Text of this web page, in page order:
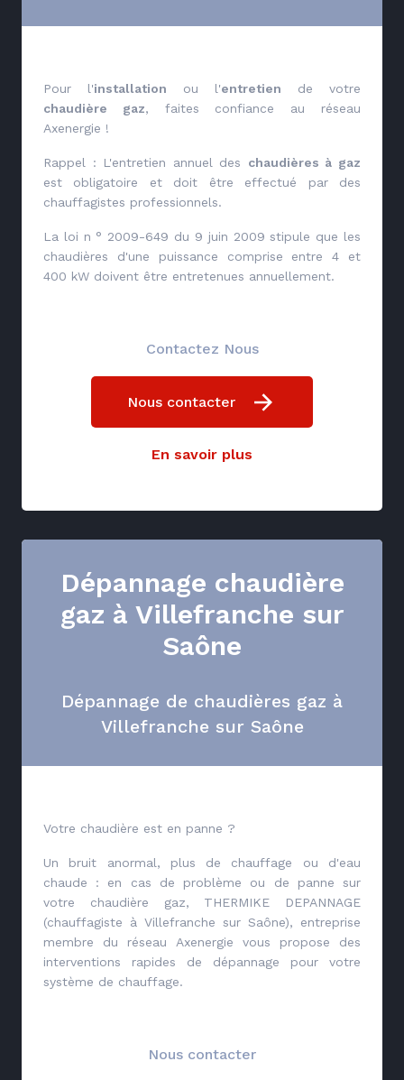
Pour l'installation ou l'entretien de votre
chaudière gaz, faites confiance au réseau
Axenergie !
Rappel : L'entretien annuel des chaudières à gaz
est obligatoire et doit être effectué par des
chauffagistes professionnels.
La loi n ° 2009-649 du 9 juin 2009 stipule que les
chaudières d'une puissance comprise entre 4 et
400 kW doivent être entretenues annuellement.
Contactez Nous
Nous contacter
En savoir plus
Dépannage chaudière
gaz à Villefranche sur
Saône
Dépannage de chaudières gaz à
Villefranche sur Saône
Votre chaudière est en panne ?
Un bruit anormal, plus de chauffage ou d'eau
chaude : en cas de problème ou de panne sur
votre chaudière gaz, THERMIKE DEPANNAGE
(chauffagiste à Villefranche sur Saône), entreprise
membre du réseau Axenergie vous propose des
interventions rapides de dépannage pour votre
système de chauffage.
Nous contacter